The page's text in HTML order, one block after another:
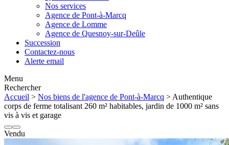
Nos services
Agence de Pont-à-Marcq
Agence de Lomme
Agence de Quesnoy-sur-Deûle
Succession
Contactez-nous
Alerte email
Menu
Rechercher
Accueil > Nos biens de l'agence de Pont-à-Marcq > Authentique
corps de ferme totalisant 260 m² habitables, jardin de 1000 m² sans
vis à vis et garage
Vendu